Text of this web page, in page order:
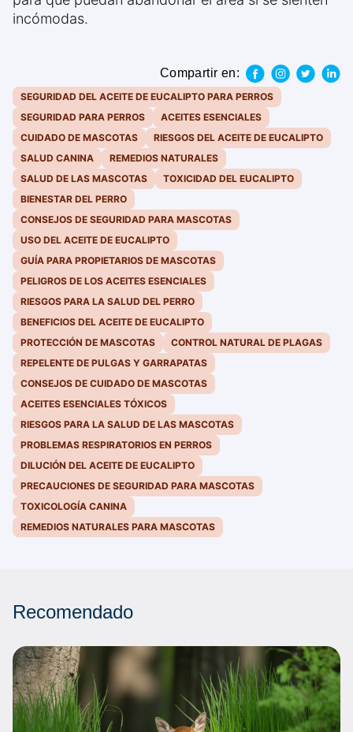
incómodas.
Compartir en:
SEGURIDAD DEL ACEITE DE EUCALIPTO PARA PERROS
SEGURIDAD PARA PERROS
ACEITES ESENCIALES
CUIDADO DE MASCOTAS
RIESGOS DEL ACEITE DE EUCALIPTO
SALUD CANINA
REMEDIOS NATURALES
SALUD DE LAS MASCOTAS
TOXICIDAD DEL EUCALIPTO
BIENESTAR DEL PERRO
CONSEJOS DE SEGURIDAD PARA MASCOTAS
USO DEL ACEITE DE EUCALIPTO
GUÍA PARA PROPIETARIOS DE MASCOTAS
PELIGROS DE LOS ACEITES ESENCIALES
RIESGOS PARA LA SALUD DEL PERRO
BENEFICIOS DEL ACEITE DE EUCALIPTO
PROTECCIÓN DE MASCOTAS
CONTROL NATURAL DE PLAGAS
REPELENTE DE PULGAS Y GARRAPATAS
CONSEJOS DE CUIDADO DE MASCOTAS
ACEITES ESENCIALES TÓXICOS
RIESGOS PARA LA SALUD DE LAS MASCOTAS
PROBLEMAS RESPIRATORIOS EN PERROS
DILUCIÓN DEL ACEITE DE EUCALIPTO
PRECAUCIONES DE SEGURIDAD PARA MASCOTAS
TOXICOLOGÍA CANINA
REMEDIOS NATURALES PARA MASCOTAS
Recomendado